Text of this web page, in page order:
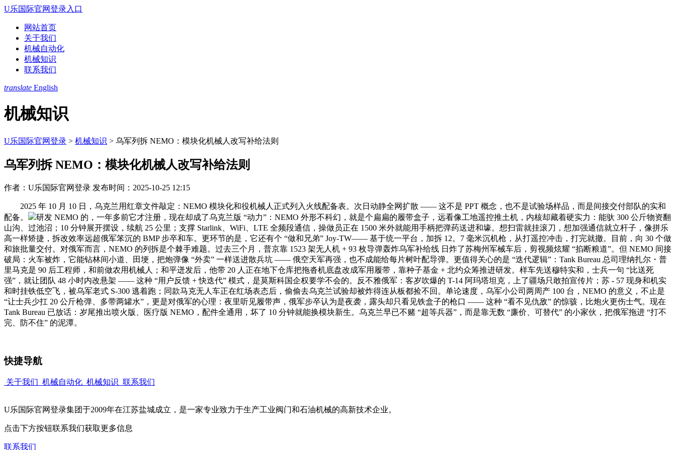
U乐国际官网登录入口
网站首页
关于我们
机械自动化
机械知识
联系我们
translate English
机械知识
U乐国际官网登录 > 机械知识 > 乌军列拆 NEMO：模块化机械人改写补给法则
乌军列拆 NEMO：模块化机械人改写补给法则
作者：U乐国际官网登录 发布时间：2025-10-25 12:15
2025 年 10 月 10 日，乌克兰用红章文件敲定：NEMO 模块化和役机械人正式列入火线配备表。次日动静全网扩散 —— 这不是 PPT 概念，也不是试验场样品，而是间接交付部队的实和
配备。
研发 NEMO 的，一年多前它才注册，现在却成了乌克兰版 “动力”：NEMO 外形不科幻，就是个扁扁的履带盒子，远看像工地遥控推土机，内核却藏着硬实力：能驮 300 公斤物资翻
山沟、过池沼；10 分钟展开摆设，续航 25 公里；支撑 Starlink、WiFi、LTE 全频段通信，操做员正在 1500 米外就能用手柄把弹药送进和壕。想扫雷就挂滚刀，想加强通信就立杆子，像拼乐
高一样矫捷，拆改效率远超俄军笨沉的 BMP 步卒和车。更环节的是，它还有个 “做和兄弟” Joy-TW—— 基于统一平台，加拆 12。7 毫米沉机枪，从打遥控冲击，打完就撤。目前，向 30 个做
和旅批量交付。对俄军而言，NEMO 的列拆是个棘手难题。过去三个月，普京靠 1523 架无人机 + 93 枚导弹轰炸乌军补给线 日炸了苏梅州军械车后，剪视频炫耀 “掐断粮道”。但 NEMO 间接
破局：火车被炸，它能钻林间小道、田埂，把炮弹像 “外卖” 一样送进散兵坑 —— 俄空天军再强，也不成能给每片树叶配导弹。更值得关心的是 “迭代逻辑”：Tank Bureau 总司理纳扎尔・普
里马克是 90 后工程师，和前做农用机械人；和平迸发后，他带 20 人正在地下仓库把拖沓机底盘改成军用履带，靠种子基金 + 北约众筹推进研发。样车先送穆特实和，士兵一句 “比送死
强”，就让团队 48 小时内改悬架 —— 这种 “用户反馈 + 快迭代” 模式，是莫斯科国企权要学不会的。反不雅俄军：客岁吹爆的 T-14 阿玛塔坦克，上了疆场只敢拍宣传片；苏 - 57 现身和机实
和时挂铁低空飞，被乌军老式 S-300 逃着跑；同款马克无人车正在红场表态后，偷偷去乌克兰试验却被炸得连从板都捡不回。单论速度，乌军小公司两周产 100 台，NEMO 的意义，不止是
“让士兵少扛 20 公斤枪弹、多带两罐水”，更是对俄军的心理：夜里听见履带声，俄军步卒认为是夜袭，露头却只看见铁盒子的枪口 —— 这种 “看不见仇敌” 的惊骇，比炮火更伤士气。现在
Tank Bureau 已放话：岁尾推出喷火版、医疗版 NEMO，配件全通用，坏了 10 分钟就能换模块新生。乌克兰早已不赌 “超等兵器”，而是靠无数 “廉价、可替代” 的小家伙，把俄军拖进 “打不
完、防不住” 的泥潭。
快捷导航
关于我们 机械自动化 机械知识 联系我们
U乐国际官网登录集团于2009年在江苏盐城成立，是一家专业致力于生产工业阀门和石油机械的高新技术企业。
点击下方按钮联系我们获取更多信息
联系我们